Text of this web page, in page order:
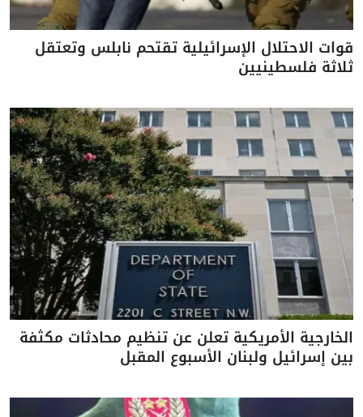
قوات الاحتلال الإسرائيلية تقتحم نابلس وتعتقل
ثلاثة فلسطينيين
الخارجية الأمريكية تعلن عن تنظيم محادثات مكثفة
بين إسرائيل ولبنان الأسبوع المقبل